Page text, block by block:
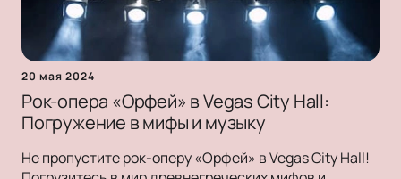
20 мая 2024
Рок-опера «Орфей» в Vegas City Hall:
Погружение в мифы и музыку
Не пропустите рок-оперу «Орфей» в Vegas City Hall!